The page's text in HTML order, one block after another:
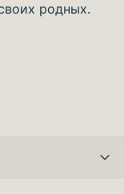
родных.